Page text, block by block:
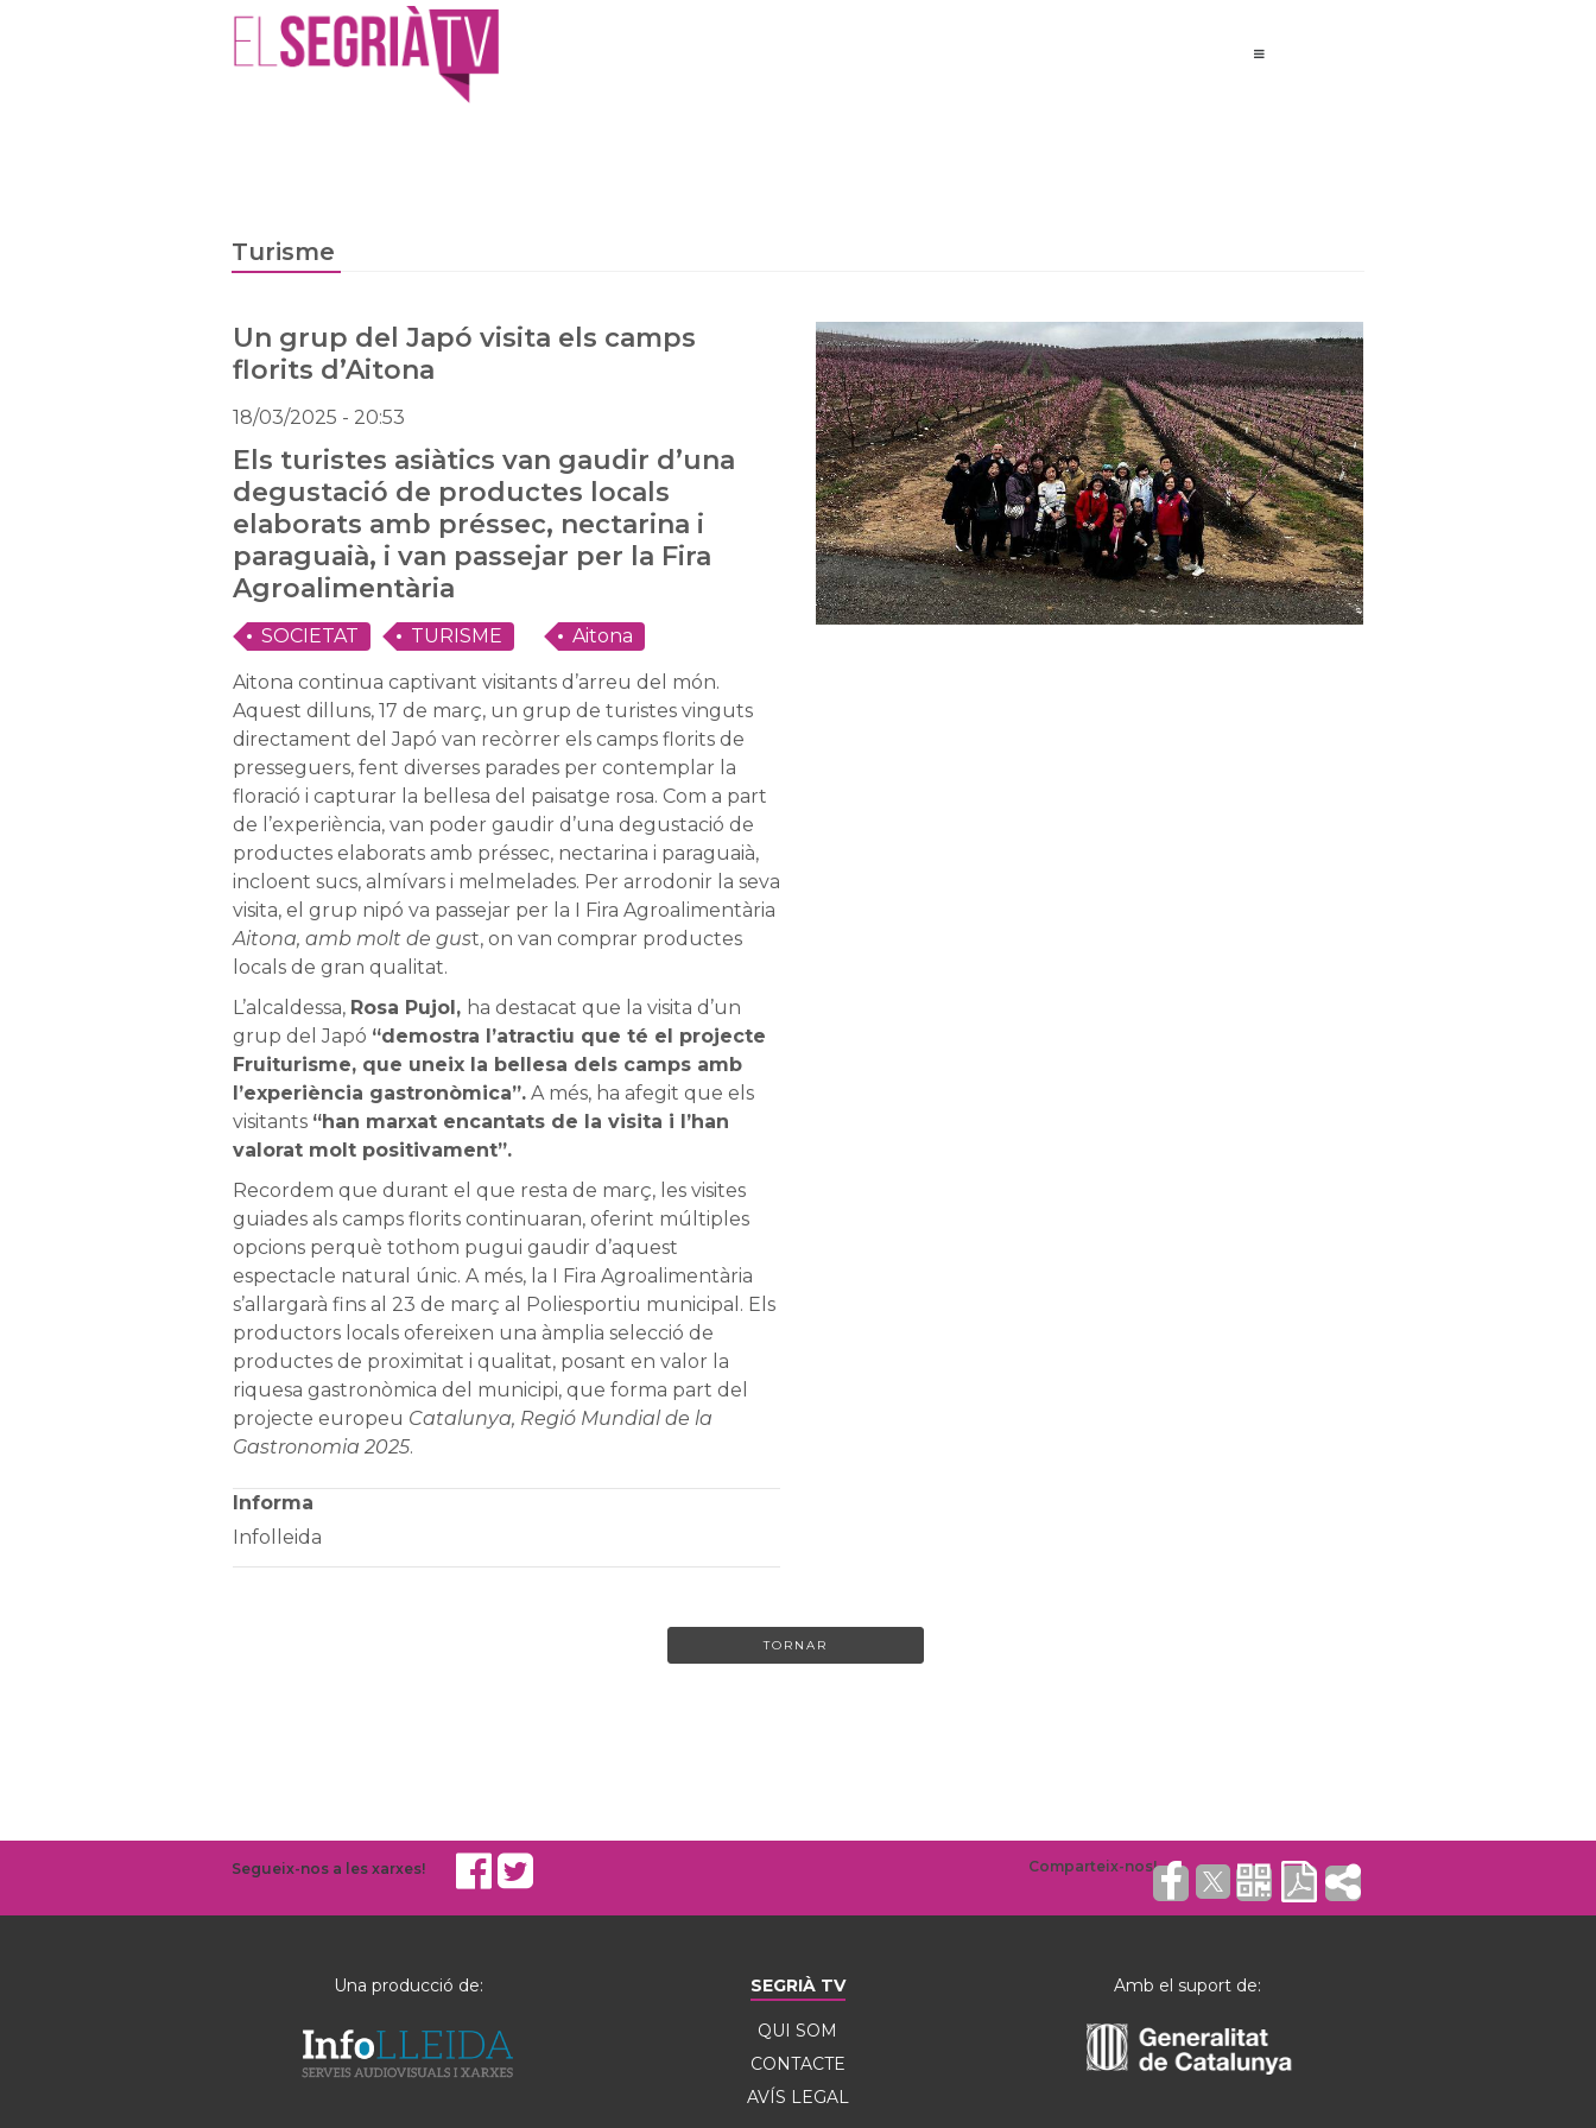
Turisme
Un grup del Japó visita els camps
florits d’Aitona
18/03/2025 - 20:53
Els turistes asiàtics van gaudir d’una
degustació de productes locals
elaborats amb préssec, nectarina i
paraguaià, i van passejar per la Fira
Agroalimentària
SOCIETAT TURISME Aitona
Aitona continua captivant visitants d’arreu del món.
Aquest dilluns, 17 de març, un grup de turistes vinguts
directament del Japó van recòrrer els camps florits de
presseguers, fent diverses parades per contemplar la
floració i capturar la bellesa del paisatge rosa. Com a part
de l’experiència, van poder gaudir d’una degustació de
productes elaborats amb préssec, nectarina i paraguaià,
incloent sucs, almívars i melmelades. Per arrodonir la seva
visita, el grup nipó va passejar per la I Fira Agroalimentària
Aitona, amb molt de gust, on van comprar productes
locals de gran qualitat.
L’alcaldessa, Rosa Pujol, ha destacat que la visita d’un
grup del Japó “demostra l’atractiu que té el projecte
Fruiturisme, que uneix la bellesa dels camps amb
l’experiència gastronòmica”.A més, ha afegit que els
visitants “han marxat encantats de la visita i l’han
valorat molt positivament”.
Recordem que durant el que resta de març, les visites
guiades als camps florits continuaran, oferint múltiples
opcions perquè tothom pugui gaudir d’aquest
espectacle natural únic. A més, la I Fira Agroalimentària
s’allargarà fins al 23 de març al Poliesportiu municipal. Els
productors locals ofereixen una àmplia selecció de
productes de proximitat i qualitat, posant en valor la
riquesa gastronòmica del municipi, que forma part del
projecte europeu Catalunya, Regió Mundial de la
Gastronomia 2025.
Informa
Infolleida
TORNAR
Segueix-nos a les xarxes!
Una producció de: SEGRIÀ TV
QUI SOM
CONTACTE
AVÍS LEGAL
Amb el suport de: